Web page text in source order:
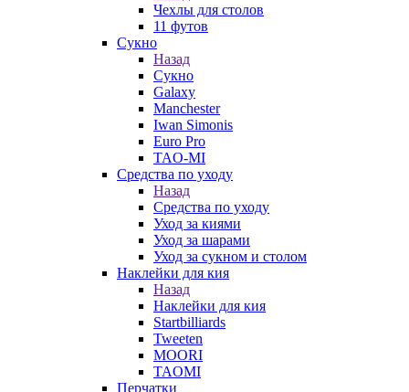
Чехлы для столов
11 футов
Сукно
Назад
Сукно
Galaxy
Manchester
Iwan Simonis
Euro Pro
TAO-MI
Средства по уходу
Назад
Средства по уходу
Уход за киями
Уход за шарами
Уход за сукном и столом
Наклейки для кия
Назад
Наклейки для кия
Startbilliards
Tweeten
MOORI
TAOMI
Перчатки